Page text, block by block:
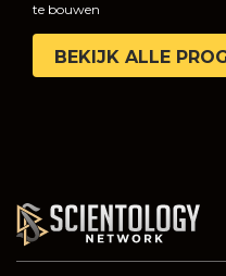
te bouwen
BEKIJK ALLE